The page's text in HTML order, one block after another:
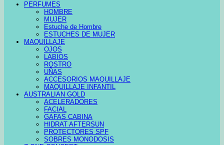
PERFUMES
HOMBRE
MUJER
Estuche de Hombre
ESTUCHES DE MUJER
MAQUILLAJE
OJOS
LABIOS
ROSTRO
UÑAS
ACCESORIOS MAQUILLAJE
MAQUILLAJE INFANTIL
AUSTRALIAN GOLD
ACELERADORES
FACIAL
GAFAS CABINA
HIDRAT AFTERSUN
PROTECTORES SPF
SOBRES MONODOSIS